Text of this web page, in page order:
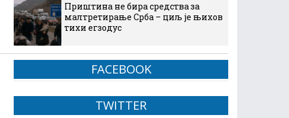
Приштина не бира средства за
малтретирање Срба – циљ је њихов
тихи егзодус
FACEBOOK
TWITTER